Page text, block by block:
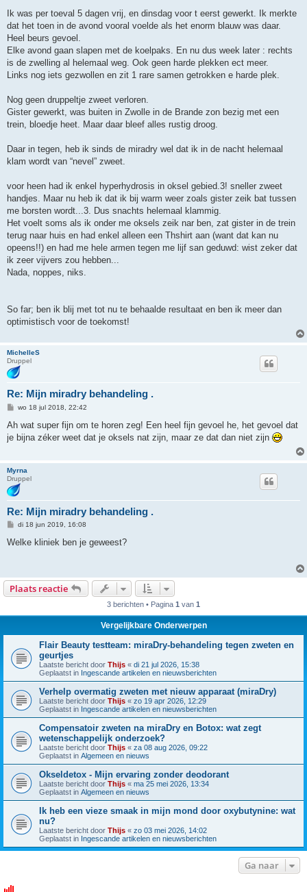
Ik was per toeval 5 dagen vrij, en dinsdag voor t eerst gewerkt. Ik merkte
dat het toen in de avond vooral voelde als het enorm blauw was daar.
Heel beurs gevoel.
Elke avond gaan slapen met de koelpaks. En nu dus week later : rechts
is de zwelling al helemaal weg. Ook geen harde plekken ect meer.
Links nog iets gezwollen en zit 1 rare samen getrokken e harde plek.
Nog geen druppeltje zweet verloren.
Gister gewerkt, was buiten in Zwolle in de Brande zon bezig met een
trein, bloedje heet. Maar daar bleef alles rustig droog.
Daar in tegen, heb ik sinds de miradry wel dat ik in de nacht helemaal
klam wordt van “nevel” zweet.
voor heen had ik enkel hyperhydrosis in oksel gebied.3! sneller zweet
handjes. Maar nu heb ik dat ik bij warm weer zoals gister zeik bat tussen
me borsten wordt...3. Dus snachts helemaal klammig.
Het voelt soms als ik onder me oksels zeik nar ben, zat gister in de trein
terug naar huis en had enkel alleen een Thshirt aan (want dat kan nu
opeens!!) en had me hele armen tegen me lijf san geduwd: wist zeker dat
ik zeer vijvers zou hebben...
Nada, noppes, niks.
So far; ben ik blij met tot nu te behaalde resultaat en ben ik meer dan
optimistisch voor de toekomst!
MichelleS
Druppel
Re: Mijn miradry behandeling .
B
r
c
wo 18 jul 2018, 22:42
Ah wat super fijn om te horen zeg! Een heel fijn gevoel he, het gevoel dat
je bijna zéker weet dat je oksels nat zijn, maar ze dat dan niet zijn
Myrna
Druppel
Re: Mijn miradry behandeling .
B
r
di 18 jun 2019, 16:08
Welke kliniek ben je geweest?
Plaats reactie
3 berichten • Pagina 1 van 1
Vergelijkbare Onderwerpen
Flair Beauty testteam: miraDry-behandeling tegen zweten en
geurtjes
Laatste bericht door Thijs « di 21 jul 2026, 15:38
Geplaatst in Ingescande artikelen en nieuwsberichten
Verhelp overmatig zweten met nieuw apparaat (miraDry)
Laatste bericht door Thijs « zo 19 apr 2026, 12:29
Geplaatst in Ingescande artikelen en nieuwsberichten
Compensatoir zweten na miraDry en Botox: wat zegt
wetenschappelijk onderzoek?
Laatste bericht door Thijs « za 08 aug 2026, 09:22
Geplaatst in Algemeen en nieuws
Okseldetox - Mijn ervaring zonder deodorant
Laatste bericht door Thijs « ma 25 mei 2026, 13:34
Geplaatst in Algemeen en nieuws
Ik heb een vieze smaak in mijn mond door oxybutynine: wat
nu?
Laatste bericht door Thijs « zo 03 mei 2026, 14:02
Geplaatst in Ingescande artikelen en nieuwsberichten
Ga naar